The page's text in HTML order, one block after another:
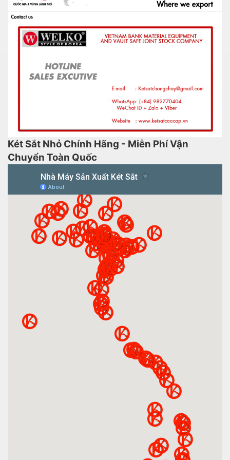
Két Sắt Nhỏ Chính Hãng - Miễn Phí Vận
Chuyển Toàn Quốc